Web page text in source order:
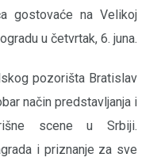
gostovaće na Velikoj
u četvrtak, 6. juna.
pozorišta Bratislav
način predstavljanja i
scene u Srbiji.
i priznanje za sve